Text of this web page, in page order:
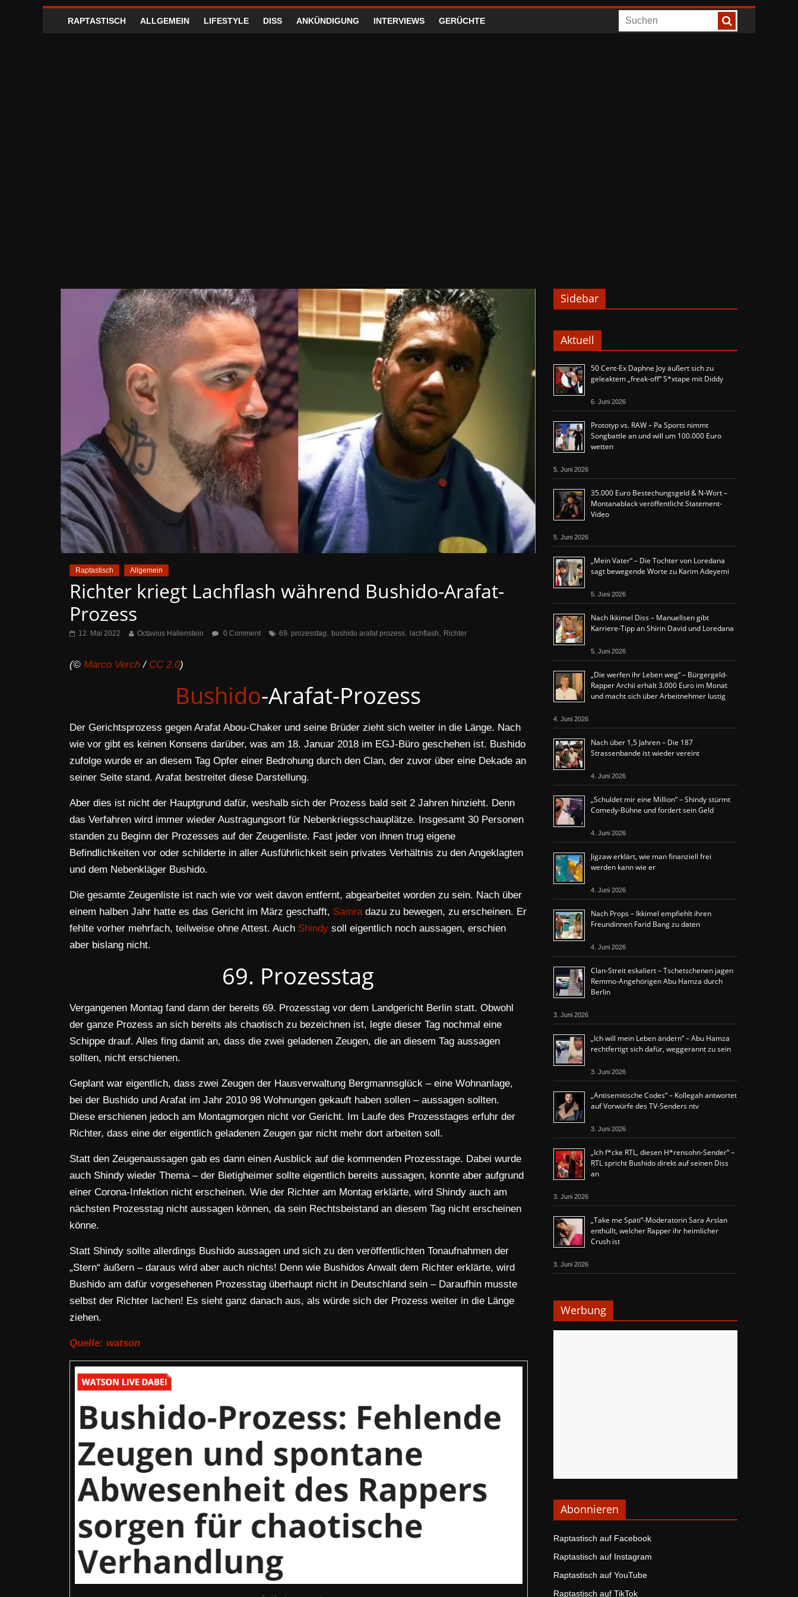
RAPTASTISCH ALLGEMEIN LIFESTYLE DISS ANKÜNDIGUNG INTERVIEWS GERÜCHTE
Raptastisch Allgemein
Richter kriegt Lachflash während Bushido-Arafat-
Prozess
12. Mai 2022 Octavius Hallenstein 0 Comment 69. prozesstag, bushido arafat prozess, lachflash, Richter
(© Marco Verch / CC 2.0)
Bushido-Arafat-Prozess
Der Gerichtsprozess gegen Arafat Abou-Chaker und seine Brüder zieht sich weiter in die Länge. Nach
wie vor gibt es keinen Konsens darüber, was am 18. Januar 2018 im EGJ-Büro geschehen ist. Bushido
zufolge wurde er an diesem Tag Opfer einer Bedrohung durch den Clan, der zuvor über eine Dekade an
seiner Seite stand. Arafat bestreitet diese Darstellung.
Aber dies ist nicht der Hauptgrund dafür, weshalb sich der Prozess bald seit 2 Jahren hinzieht. Denn
das Verfahren wird immer wieder Austragungsort für Nebenkriegsschauplätze. Insgesamt 30 Personen
standen zu Beginn der Prozesses auf der Zeugenliste. Fast jeder von ihnen trug eigene
Befindlichkeiten vor oder schilderte in aller Ausführlichkeit sein privates Verhältnis zu den Angeklagten
und dem Nebenkläger Bushido.
Die gesamte Zeugenliste ist nach wie vor weit davon entfernt, abgearbeitet worden zu sein. Nach über
einem halben Jahr hatte es das Gericht im März geschafft, Samradazu zu bewegen, zu erscheinen. Er
fehlte vorher mehrfach, teilweise ohne Attest. Auch Shindy soll eigentlich noch aussagen, erschien
aber bislang nicht.
69. Prozesstag
Vergangenen Montag fand dann der bereits 69. Prozesstag vor dem Landgericht Berlin statt. Obwohl
der ganze Prozess an sich bereits als chaotisch zu bezeichnen ist, legte dieser Tag nochmal eine
Schippe drauf. Alles fing damit an, dass die zwei geladenen Zeugen, die an diesem Tag aussagen
sollten, nicht erschienen.
Geplant war eigentlich, dass zwei Zeugen der Hausverwaltung Bergmannsglück – eine Wohnanlage,
bei der Bushido und Arafat im Jahr 2010 98 Wohnungen gekauft haben sollen – aussagen sollten.
Diese erschienen jedoch am Montagmorgen nicht vor Gericht. Im Laufe des Prozesstages erfuhr der
Richter, dass eine der eigentlich geladenen Zeugen gar nicht mehr dort arbeiten soll.
Statt den Zeugenaussagen gab es dann einen Ausblick auf die kommenden Prozesstage. Dabei wurde
auch Shindy wieder Thema – der Bietigheimer sollte eigentlich bereits aussagen, konnte aber aufgrund
einer Corona-Infektion nicht erscheinen. Wie der Richter am Montag erklärte, wird Shindy auch am
nächsten Prozesstag nicht aussagen können, da sein Rechtsbeistand an diesem Tag nicht erscheinen
könne.
Statt Shindy sollte allerdings Bushido aussagen und sich zu den veröffentlichten Tonaufnahmen der
„Stern“ äußern – daraus wird aber auch nichts! Denn wie Bushidos Anwalt dem Richter erklärte, wird
Bushido am dafür vorgesehenen Prozesstag überhaupt nicht in Deutschland sein – Daraufhin musste
selbst der Richter lachen! Es sieht ganz danach aus, als würde sich der Prozess weiter in die Länge
ziehen.
Quelle: watson
Sidebar
Aktuell
50 Cent-Ex Daphne Joy äußert sich zu
geleaktem „freak-off“ S*xtape mit Diddy
6. Juni 2026
Prototyp vs. RAW – Pa Sports nimmt
Songbattle an und will um 100.000 Euro
wetten
5. Juni 2026
35.000 Euro Bestechungsgeld & N-Wort –
Montanablack veröffentlicht Statement-
Video
5. Juni 2026
„Mein Vater“ – Die Tochter von Loredana
sagt bewegende Worte zu Karim Adeyemi
5. Juni 2026
Nach Ikkimel Diss – Manuellsen gibt
Karriere-Tipp an Shirin David und Loredana
5. Juni 2026
„Die werfen ihr Leben weg“ – Bürgergeld-
Rapper Archii erhält 3.000 Euro im Monat
und macht sich über Arbeitnehmer lustig
4. Juni 2026
Nach über 1,5 Jahren – Die 187
Strassenbande ist wieder vereint
4. Juni 2026
„Schuldet mir eine Million“ – Shindy stürmt
Comedy-Bühne und fordert sein Geld
4. Juni 2026
Jigzaw erklärt, wie man finanziell frei
werden kann wie er
4. Juni 2026
Nach Props – Ikkimel empfiehlt ihren
Freundinnen Farid Bang zu daten
4. Juni 2026
Clan-Streit eskaliert – Tschetschenen jagen
Remmo-Angehörigen Abu Hamza durch
Berlin
3. Juni 2026
„Ich will mein Leben ändern“ – Abu Hamza
rechtfertigt sich dafür, weggerannt zu sein
3. Juni 2026
„Antisemitische Codes“ – Kollegah antwortet
auf Vorwürfe des TV-Senders ntv
3. Juni 2026
„Ich f*cke RTL, diesen H*rensohn-Sender“ –
RTL spricht Bushido direkt auf seinen Diss
an
3. Juni 2026
„Take me Späti“-Moderatorin Sara Arslan
enthüllt, welcher Rapper ihr heimlicher
Crush ist
3. Juni 2026
Werbung
Abonnieren
Raptastisch auf Facebook
Raptastisch auf Instagram
Raptastisch auf YouTube
Raptastisch auf TikTok